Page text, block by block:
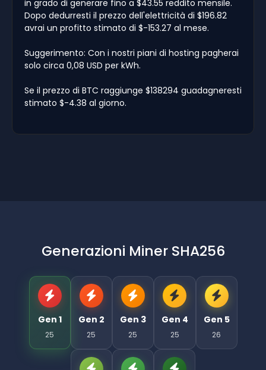
in grado di generare fino a $43.55 reddito mensile.
Dopo dedurresti il prezzo dell'elettricità di $196.82
avrai un profitto stimato di $-153.27 al mese.
Suggerimento: Con i nostri piani di hosting pagherai
solo circa 0,08 USD per kWh.
Se il prezzo di BTC raggiunge $138294 guadagneresti
stimato $-4.38 al giorno.
Generazioni Miner SHA256
Gen 1
25
Gen 2
25
Gen 3
25
Gen 4
25
Gen 5
26